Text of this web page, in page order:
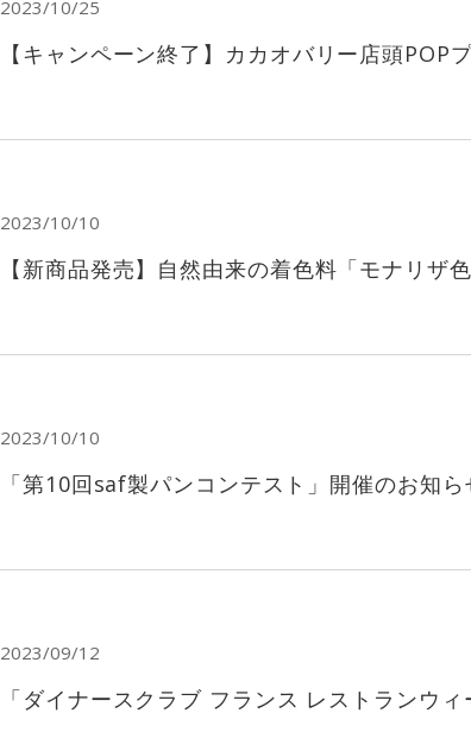
2023/10/25
【キャンペーン終了】カカオバリー店頭POP
2023/10/10
【新商品発売】自然由来の着色料「モナリザ
2023/10/10
「第10回saf製パンコンテスト」開催のお知ら
2023/09/12
「ダイナースクラブ フランス レストランウ